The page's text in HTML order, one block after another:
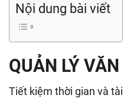
Nội dung bài viết
QUẢN LÝ
Tiết kiệm thời gian và